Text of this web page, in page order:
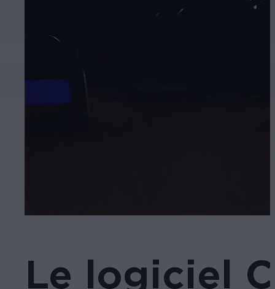
Le logiciel